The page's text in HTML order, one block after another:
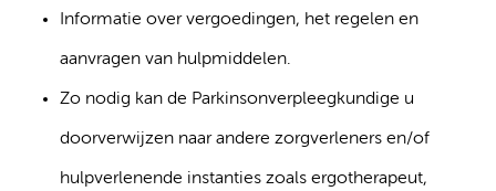
Informatie over vergoedingen, het regelen en
aanvragen van hulpmiddelen.
Zo nodig kan de Parkinsonverpleegkundige u
doorverwijzen naar andere zorgverleners en/of
hulpverlenende instanties zoals ergotherapeut,